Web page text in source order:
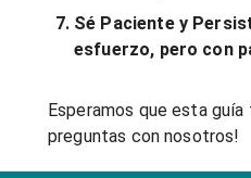
Sé Paciente y
esfuerzo, pero con
Esperamos que esta
preguntas con nosotros!